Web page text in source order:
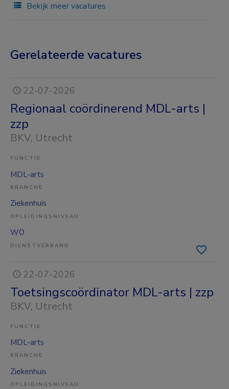
Bekijk meer vacatures
Gerelateerde vacatures
22-07-2026
Regionaal coördinerend MDL-arts |
zzp
BKV, Utrecht
FUNCTIE
MDL-arts
BRANCHE
Ziekenhuis
OPLEIDINGSNIVEAU
WO
DIENSTVERBAND
22-07-2026
Toetsingscoördinator MDL-arts | zzp
BKV, Utrecht
FUNCTIE
MDL-arts
BRANCHE
Ziekenhuis
OPLEIDINGSNIVEAU